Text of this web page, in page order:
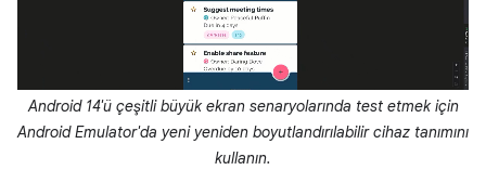
Android 14'ü çeşitli büyük ekran senaryolarında test etmek için
Android Emulator'da yeni yeniden boyutlandırılabilir cihaz tanımını
kullanın.